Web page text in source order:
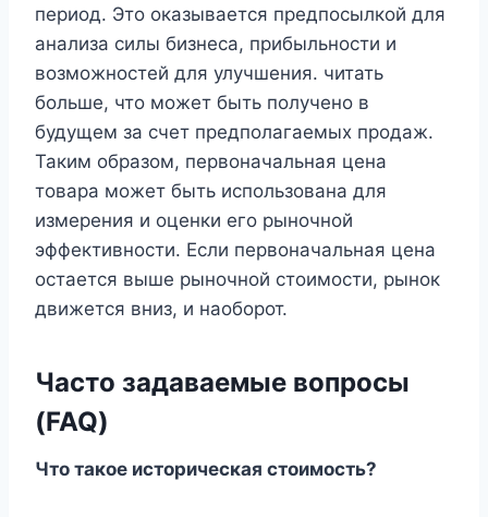
период. Это оказывается предпосылкой для
анализа силы бизнеса, прибыльности и
возможностей для улучшения. читать
больше, что может быть получено в
будущем за счет предполагаемых продаж.
Таким образом, первоначальная цена
товара может быть использована для
измерения и оценки его рыночной
эффективности. Если первоначальная цена
остается выше рыночной стоимости, рынок
движется вниз, и наоборот.
Часто задаваемые вопросы
(FAQ)
Что такое историческая стоимость?